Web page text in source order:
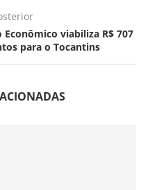
viabiliza R$ 707
para o Tocantins